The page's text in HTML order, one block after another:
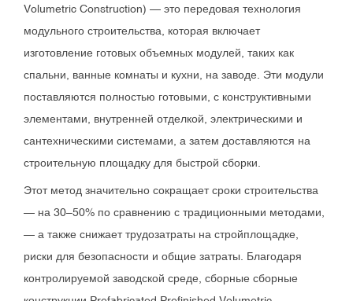
Volumetric Construction) — это передовая технология
модульного строительства, которая включает
изготовление готовых объемных модулей, таких как
спальни, ванные комнаты и кухни, на заводе. Эти модули
поставляются полностью готовыми, с конструктивными
элементами, внутренней отделкой, электрическими и
сантехническими системами, а затем доставляются на
строительную площадку для быстрой сборки.
Этот метод значительно сокращает сроки строительства
— на 30–50% по сравнению с традиционными методами,
— а также снижает трудозатраты на стройплощадке,
риски для безопасности и общие затраты. Благодаря
контролируемой заводской среде, сборные сборные